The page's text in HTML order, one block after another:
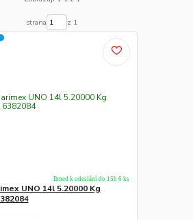
strana z 1
UNO 14l 5.20000 Kg
Ihned k odeslání do 15h 6 ks